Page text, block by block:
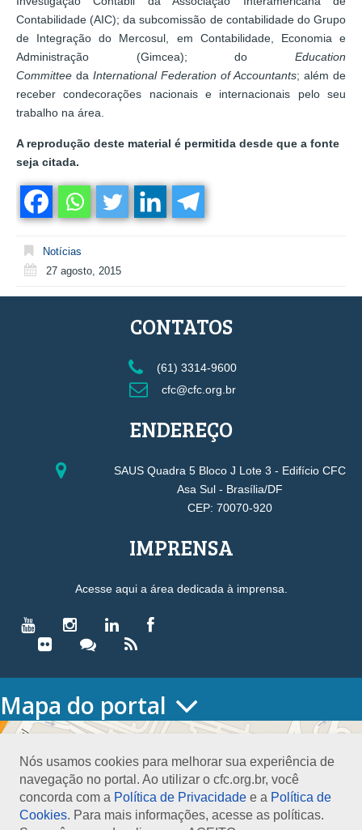
Contabilidade (AIC); da subcomissão de contabilidade do Grupo
de Integração do Mercosul, em Contabilidade, Economia e
Administração (Gimcea); do Education
Committee da International Federation of Accountants; além de
receber condecorações nacionais e internacionais pelo seu
trabalho na área.
A reprodução deste material é permitida desde que a fonte
seja citada.
Notícias
27 agosto, 2015
Nós usamos cookies para melhorar sua experiência de
navegação no portal. Ao utilizar o cfc.org.br, você
concorda com a Política de Privacidade e a Política de
Cookies. Para mais informações, acesse as políticas.
CONTATOS
(61) 3314-9600
cfc@cfc.org.br
ENDEREÇO
SAUS Quadra 5 Bloco J Lote 3 - Edifício CFC
Asa Sul - Brasília/DF
CEP: 70070-920
IMPRENSA
Acesse aqui a área dedicada à imprensa.
Mapa do portal
HOME
Conselho Diretor
Nossa Sede
Planejamento
Organograma